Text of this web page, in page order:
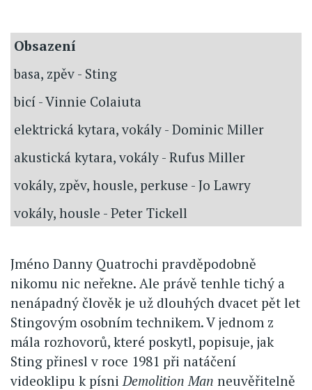
Obsazení
basa, zpěv - Sting
bicí - Vinnie Colaiuta
elektrická kytara, vokály - Dominic Miller
akustická kytara, vokály - Rufus Miller
vokály, zpěv, housle, perkuse - Jo Lawry
vokály, housle - Peter Tickell
Jméno Danny Quatrochi pravděpodobně
nikomu nic neřekne. Ale právě tenhle tichý a
nenápadný člověk je už dlouhých dvacet pět let
Stingovým osobním technikem. V jednom z
mála rozhovorů, které poskytl, popisuje, jak
Sting přinesl v roce 1981 při natáčení
videoklipu k písni Demolition Man neuvěřitelně